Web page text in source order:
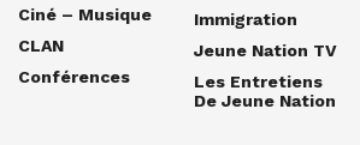
Ciné – Musique
CLAN
Conférences
Immigration
Jeune Nation TV
Les Entretiens
De Jeune Nation